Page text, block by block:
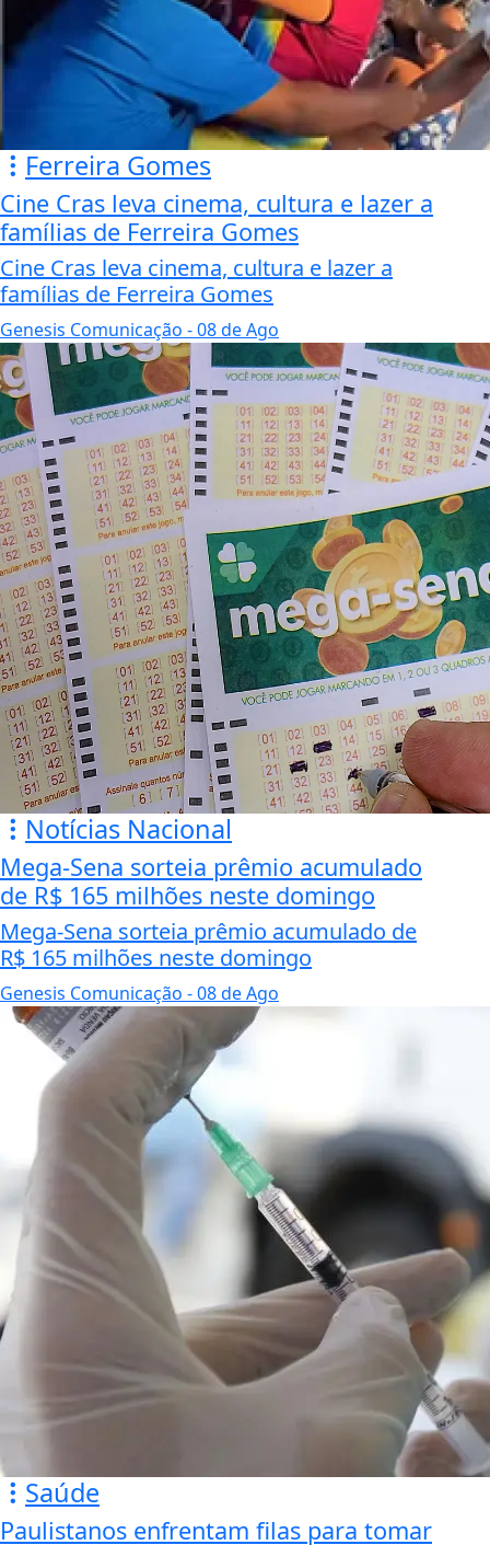
Ferreira Gomes
Cine Cras leva cinema, cultura e lazer a
famílias de Ferreira Gomes
Cine Cras leva cinema, cultura e lazer a
famílias de Ferreira Gomes
Genesis Comunicação - 08 de Ago
Notícias Nacional
Mega-Sena sorteia prêmio acumulado
de R$ 165 milhões neste domingo
Mega-Sena sorteia prêmio acumulado de
R$ 165 milhões neste domingo
Genesis Comunicação - 08 de Ago
Saúde
Paulistanos enfrentam filas para tomar